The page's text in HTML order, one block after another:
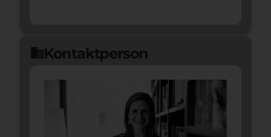
domainKontaktperson